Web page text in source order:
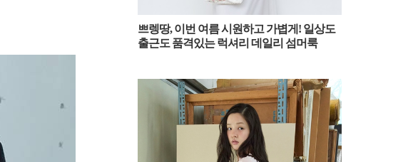
쁘렝땅, 이번 여름 시원하고 가볍게! 일상도
출근도 품격있는 럭셔리 데일리 섬머룩